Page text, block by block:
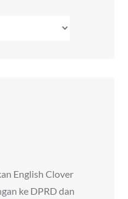
English Clover
ke DPRD dan